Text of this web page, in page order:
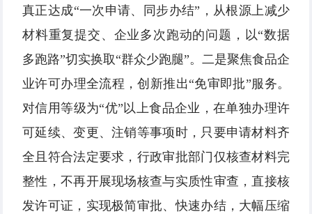
真正达成“一次申请、同步办结”，从根源上减少
材料重复提交、企业多次跑动的问题，以“数据
多跑路”切实换取“群众少跑腿”。二是聚焦食品企
业许可办理全流程，创新推出“免审即批”服务。
对信用等级为“优”以上食品企业，在单独办理许
可延续、变更、注销等事项时，只要申请材料齐
全且符合法定要求，行政审批部门仅核查材料完
整性，不再开展现场核查与实质性审查，直接核
发许可证，实现极简审批、快速办结，大幅压缩